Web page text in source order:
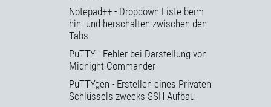
Notepad++ - Dropdown Liste beim
hin- und herschalten zwischen den
Tabs
PuTTY - Fehler bei Darstellung von
Midnight Commander
PuTTYgen - Erstellen eines Privaten
Schlüssels zwecks SSH Aufbau